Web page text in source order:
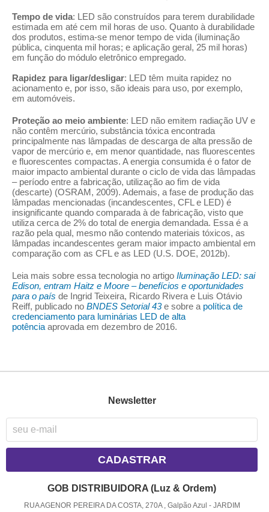
Tempo de vida: LED são construídos para terem durabilidade
estimada em até cem mil horas de uso. Quanto à durabilidade
dos produtos, estima-se menor tempo de vida (iluminação
pública, cinquenta mil horas; e aplicação geral, 25 mil horas)
em função do módulo eletrônico empregado.
Rapidez para ligar/desligar: LED têm muita rapidez no
acionamento e, por isso, são ideais para uso, por exemplo,
em automóveis.
Proteção ao meio ambiente: LED não emitem radiação UV e
não contêm mercúrio, substância tóxica encontrada
principalmente nas lâmpadas de descarga de alta pressão de
vapor de mercúrio e, em menor quantidade, nas fluorescentes
e fluorescentes compactas. A energia consumida é o fator de
maior impacto ambiental durante o ciclo de vida das lâmpadas
– período entre a fabricação, utilização ao fim de vida
(descarte) (OSRAM, 2009). Ademais, a fase de produção das
lâmpadas mencionadas (incandescentes, CFL e LED) é
insignificante quando comparada à de fabricação, visto que
utiliza cerca de 2% do total de energia demandada. Essa é a
razão pela qual, mesmo não contendo materiais tóxicos, as
lâmpadas incandescentes geram maior impacto ambiental em
comparação com as CFL e as LED (U.S. DOE, 2012b).
Leia mais sobre essa tecnologia no artigo Iluminação LED: sai
Edison, entram Haitz e Moore – benefícios e oportunidades
para o país de Ingrid Teixeira, Ricardo Rivera e Luis Otávio
Reiff, publicado no BNDES Setorial 43e sobre a política de
credenciamento para luminárias LED de alta
potência aprovada em dezembro de 2016.
Newsletter
CADASTRAR
GOB DISTRIBUIDORA (Luz & Ordem)
RUA AGENOR PEREIRA DA COSTA, 270A , Galpão Azul - JARDIM